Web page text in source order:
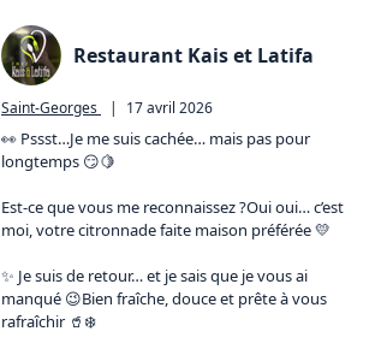
Restaurant Kais et Latifa
Saint-Georges | 17 avril 2026
👀 Pssst…Je me suis cachée… mais pas pour
longtemps 😏🍋
Est-ce que vous me reconnaissez ?Oui oui… c’est
moi, votre citronnade faite maison préférée 💛
✨ Je suis de retour… et je sais que je vous ai
manqué 😉Bien fraîche, douce et prête à vous
rafraîchir 🥤❄️